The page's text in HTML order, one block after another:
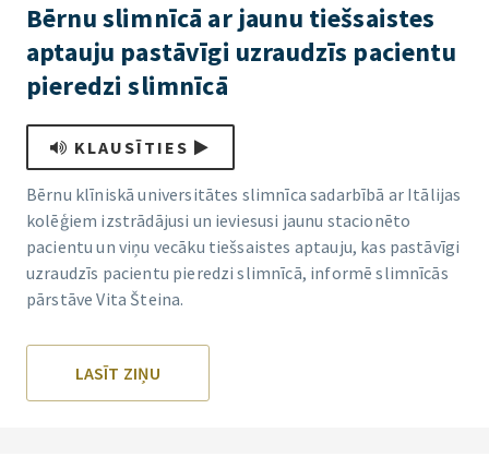
Bērnu slimnīcā ar jaunu tiešsaistes
aptauju pastāvīgi uzraudzīs pacientu
pieredzi slimnīcā
KLAUSĪTIES
Bērnu klīniskā universitātes slimnīca sadarbībā ar Itālijas
kolēģiem izstrādājusi un ieviesusi jaunu stacionēto
pacientu un viņu vecāku tiešsaistes aptauju, kas pastāvīgi
uzraudzīs pacientu pieredzi slimnīcā, informē slimnīcās
pārstāve Vita Šteina.
LASĪT ZIŅU